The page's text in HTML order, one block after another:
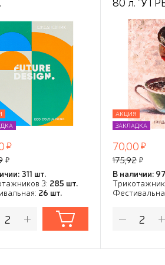
2" 7БЦ
311 шт.
3: 285 шт.
26 шт.
КОФЕ - 1",
АКЦИЯ
ЗАКЛАДКА
70,00
175,92
В наличии: